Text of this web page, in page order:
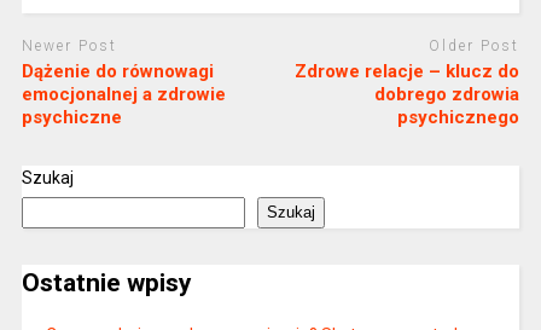
Newer Post
Dążenie do równowagi
emocjonalnej a zdrowie
psychiczne
Older Post
Zdrowe relacje – klucz do
dobrego zdrowia
psychicznego
Szukaj
Szukaj
Ostatnie wpisy